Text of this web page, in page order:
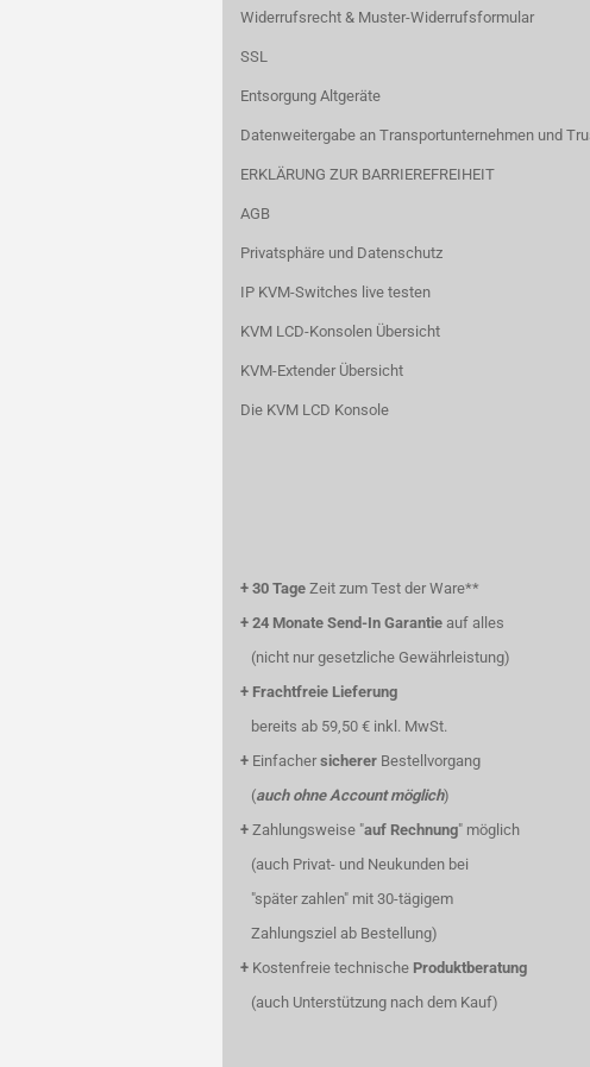
Widerrufsrecht & Muster-Widerrufsformular
SSL
Entsorgung Altgeräte
Datenweitergabe an Transportunternehmen und
ERKLÄRUNG ZUR BARRIEREFREIHEIT
AGB
Privatsphäre und Datenschutz
IP KVM-Switches live testen
KVM LCD-Konsolen Übersicht
KVM-Extender Übersicht
Die KVM LCD Konsole
+ 30 Tage Zeit zum Test der Ware**
+ 24 Monate Send-In Garantie auf alles
(nicht nur gesetzliche Gewährleistung)
+ Frachtfreie Lieferung
bereits ab 59,50 € inkl. MwSt.
+ Einfacher sicherer Bestellvorgang
(auch ohne Account möglich)
+ Zahlungsweise "auf Rechnung" möglich
(auch Privat- und Neukunden bei
"später zahlen" mit 30-tägigem
Zahlungsziel ab Bestellung)
+ Kostenfreie technische Produktberatung
(auch Unterstützung nach dem Kauf)